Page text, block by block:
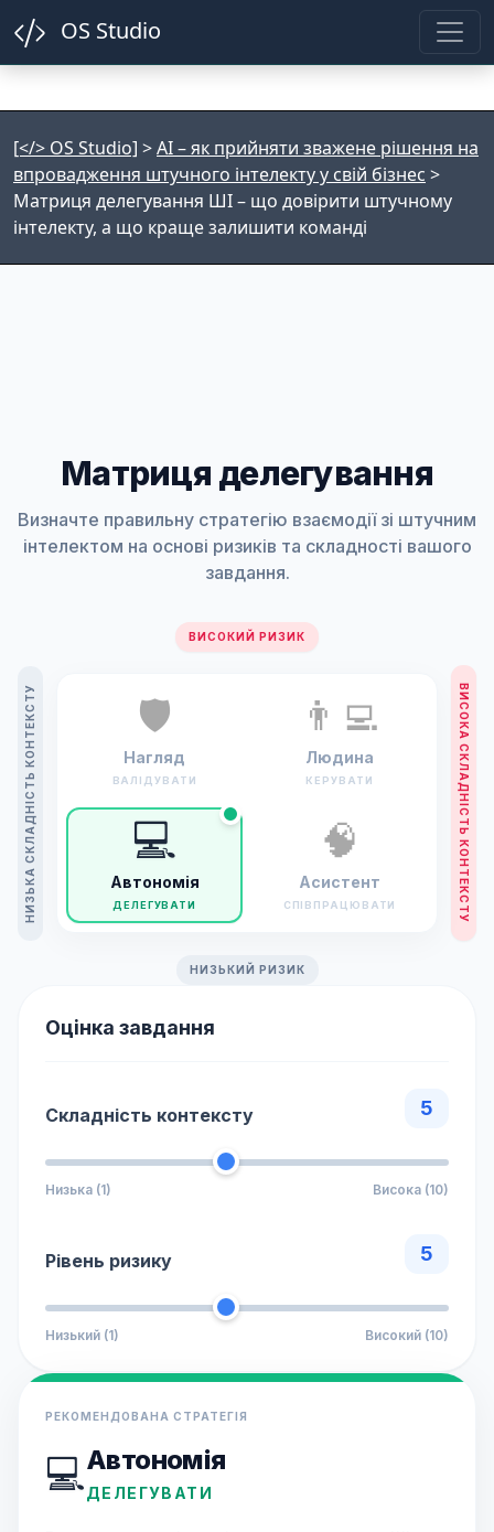
OS Studio
[</> OS Studio] >AI – як прийняти зважене рішення на
впровадження штучного інтелекту у свій бізнес >
Матриця делегування ШІ – що довірити штучному
інтелекту, а що краще залишити команді